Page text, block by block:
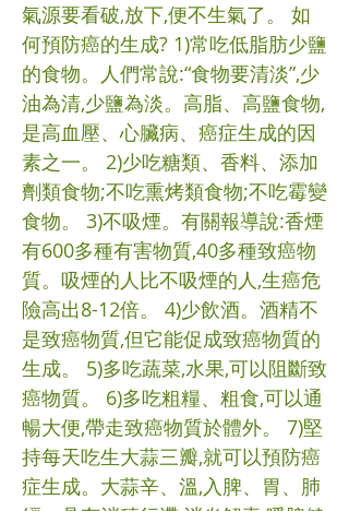
氣源要看破,放下,便不生氣了。 如
何預防癌的生成? 1)常吃低脂肪少鹽
的食物。人們常說:“食物要清淡”,少
油為清,少鹽為淡。高脂、高鹽食物,
是高血壓、心臟病、癌症生成的因
素之一。 2)少吃糖類、香料、添加
劑類食物;不吃熏烤類食物;不吃霉變
食物。 3)不吸煙。有關報導說:香煙
有600多種有害物質,40多種致癌物
質。吸煙的人比不吸煙的人,生癌危
險高出8-12倍。 4)少飲酒。酒精不
是致癌物質,但它能促成致癌物質的
生成。 5)多吃蔬菜,水果,可以阻斷致
癌物質。 6)多吃粗糧、粗食,可以通
暢大便,帶走致癌物質於體外。 7)堅
持每天吃生大蒜三瓣,就可以預防癌
症生成。大蒜辛、溫,入脾、胃、肺